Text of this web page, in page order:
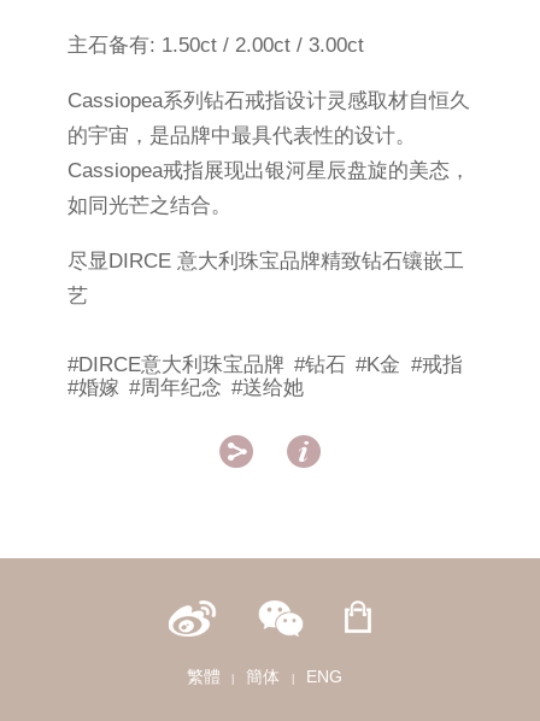
主石备有: 1.50ct / 2.00ct / 3.00ct
Cassiopea系列钻石戒指设计灵感取材自恒久
的宇宙，是品牌中最具代表性的设计。
Cassiopea戒指展现出银河星辰盘旋的美态，
如同光芒之结合。
尽显DIRCE 意大利珠宝品牌精致钻石镶嵌工
艺
#DIRCE意大利珠宝品牌 #钻石 #K金 #戒指
#婚嫁 #周年纪念 #送给她
 
繁體 簡体 ENG